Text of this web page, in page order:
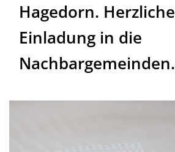
Hagedorn. Herzliche
Einladung in die
Nachbargemeinden.